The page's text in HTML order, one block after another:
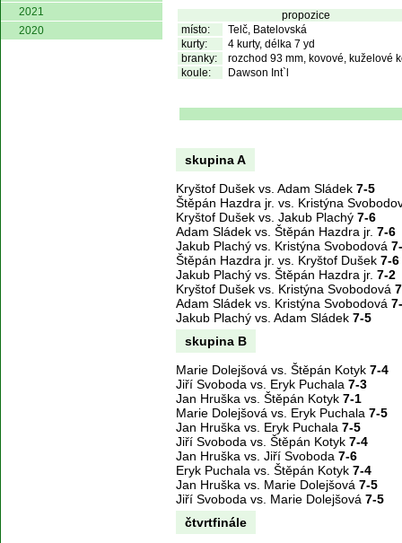
2021
2020
propozice
místo:
Telč, Batelovská
kurty:
4 kurty, délka 7 yd
branky:
rozchod 93 mm, kovové, kuželové
koule:
Dawson Int`l
skupina A
Kryštof Dušek vs. Adam Sládek 7-5
Štěpán Hazdra jr. vs. Kristýna
Kryštof Dušek vs. Jakub Plachý 7-6
Adam Sládek vs. Štěpán Hazdra jr. 7-6
Jakub Plachý vs. Kristýna Svobodová
Štěpán Hazdra jr. vs. Kryštof Dušek 7-6
Jakub Plachý vs. Štěpán Hazdra jr. 7-2
Kryštof Dušek vs. Kristýna Svobodová
Adam Sládek vs. Kristýna Svobodová
Jakub Plachý vs. Adam Sládek 7-5
skupina B
Marie Dolejšová vs. Štěpán Kotyk 7-4
Jiří Svoboda vs. Eryk Puchala 7-3
Jan Hruška vs. Štěpán Kotyk 7-1
Marie Dolejšová vs. Eryk Puchala 7-5
Jan Hruška vs. Eryk Puchala 7-5
Jiří Svoboda vs. Štěpán Kotyk 7-4
Jan Hruška vs. Jiří Svoboda 7-6
Eryk Puchala vs. Štěpán Kotyk 7-4
Jan Hruška vs. Marie Dolejšová 7-5
Jiří Svoboda vs. Marie Dolejšová 7-5
čtvrtfinále